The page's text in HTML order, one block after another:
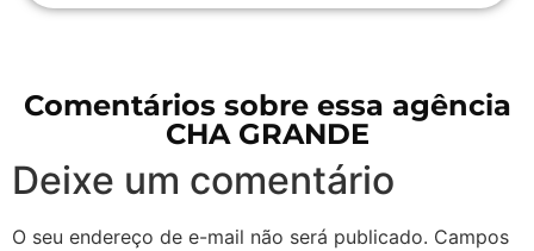
Comentários sobre essa agência
CHA GRANDE
Deixe um comentário
O seu endereço de e-mail não será publicado. Campos